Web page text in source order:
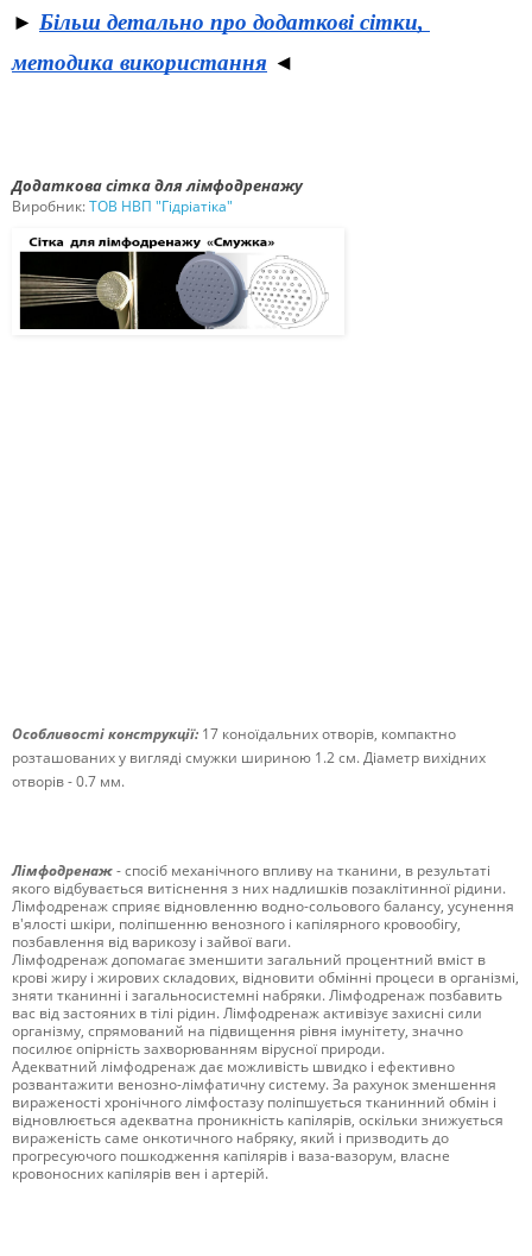
► Більш детально про додаткові сітки,
методика використання ◄
Додаткова сітка для лімфодренажу
Виробник:ТОВ НВП "Гідріатіка"
Особливості конструкції: 17 коноїдальних отворів, компактно
розташованих у вигляді смужки шириною 1.2 см. Діаметр вихідних
отворів - 0.7 мм.
Лімфодренаж- спосіб механічного впливу на тканини, в результаті
якого відбувається витіснення з них надлишків позаклітинної рідини.
Лімфодренаж сприяє відновленню водно-сольового балансу, усунення
в'ялості шкіри, поліпшенню венозного і капілярного кровообігу,
позбавлення від варикозу і зайвої ваги.
Лімфодренаж допомагає зменшити загальний процентний вміст в
крові жиру і жирових складових, відновити обмінні процеси в організмі,
зняти тканинні і загальносистемні набряки.Лімфодренаж позбавить
вас від застояних в тілі рідин.Лімфодренаж активізує захисні сили
організму, спрямований на підвищення рівня імунітету, значно
посилює опірність захворюванням вірусної природи.
Адекватний лімфодренаж дає можливість швидко і ефективно
розвантажити венозно-лімфатичну систему.За рахунок зменшення
вираженості хронічного лімфостазу поліпшується тканинний обмін і
відновлюється адекватна проникність капілярів, оскільки знижується
вираженість саме онкотичного набряку, який і призводить до
прогресуючого пошкодження капілярів і ваза-вазорум, власне
кровоносних капілярів вен і артерій.